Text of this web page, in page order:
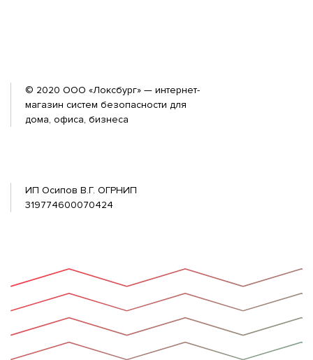
© 2020 ООО «Локсбург» — интернет-
магазин систем безопасности для
дома, офиса, бизнеса
ИП Осипов В.Г. ОГРНИП
319774600070424